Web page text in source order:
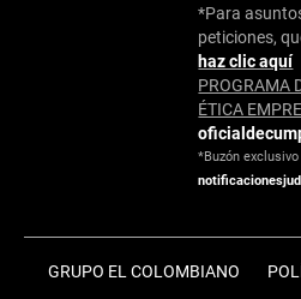
*Para
peticiones,
haz clic aquí
PROGRAMA
ÉTICA
*Buzón
GRUPO EL COLOMBIANO